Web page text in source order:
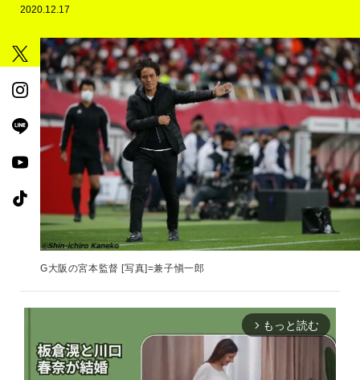
2020.12.17
G大阪の宮本監督 [写真]=兼子愼一郎
arrow_forward_ios もっと読む